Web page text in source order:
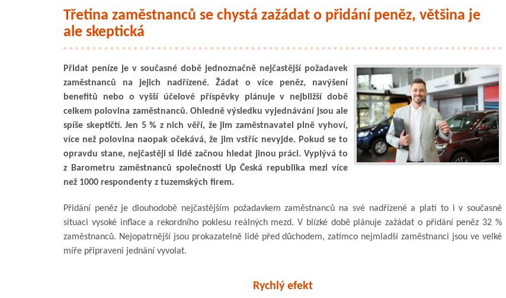
Třetina zaměstnanců se chystá zažádat o přidání peněz, většina je
ale skeptická
Přidat peníze je v současné době jednoznačně nejčastější požadavek
zaměstnanců na jejich nadřízené. Žádat o více peněz, navýšení
benefitů nebo o vyšší účelové příspěvky plánuje v nejbližší době
celkem polovina zaměstnanců. Ohledně výsledku vyjednávání jsou ale
spíše skeptičtí. Jen 5 % z nich věří, že jim zaměstnavatel plně vyhoví,
více než polovina naopak očekává, že jim vstříc nevyjde. Pokud se to
opravdu stane, nejčastěji si lidé začnou hledat jinou práci. Vyplývá to
z Barometru zaměstnanců společnosti Up Česká republika mezi více
než 1000 respondenty z tuzemských firem.
Přidání peněz je dlouhodobě nejčastějším požadavkem zaměstnanců na své nadřízené a platí to i v současné
situaci vysoké inflace a rekordního poklesu reálných mezd. V blízké době plánuje zažádat o přidání peněz 32 %
zaměstnanců. Nejopatrnější jsou prokazatelně lidé před důchodem, zatímco nejmladší zaměstnanci jsou ve velké
míře připraveni jednání vyvolat.
Rychlý efekt